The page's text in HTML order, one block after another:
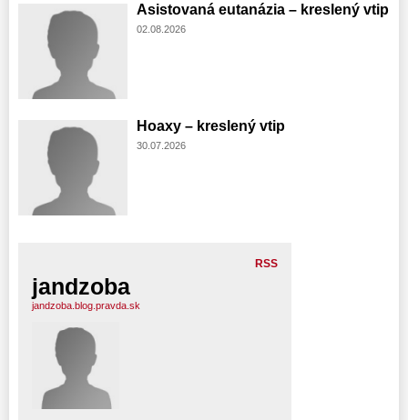
Asistovaná eutanázia – kreslený vtip
02.08.2026
Hoaxy – kreslený vtip
30.07.2026
RSS
jandzoba
jandzoba.blog.pravda.sk